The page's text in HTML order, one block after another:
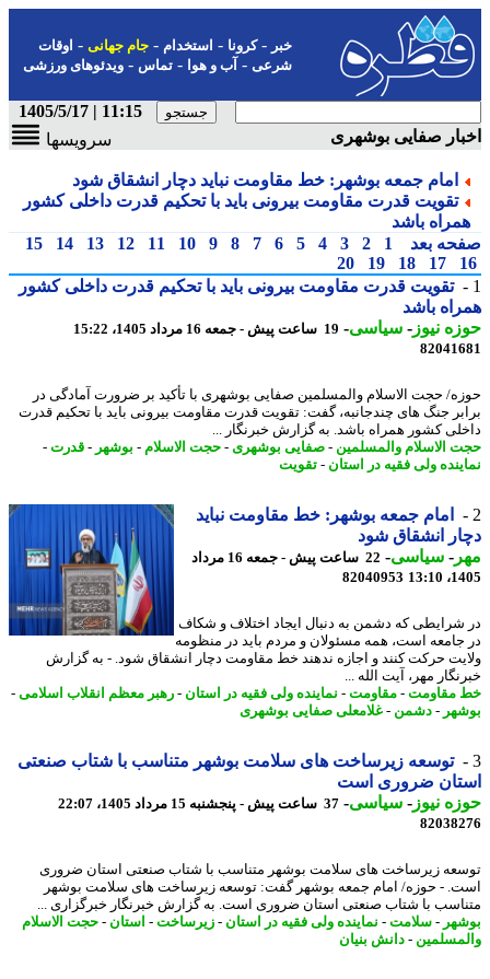
-کرونا-استخدام- جام جهانی-اوقات
شرعی-آب و هوا-تماس-ویدئوهای ورزشی
11:15 | 1405/5/17
صفایی بوشهری
سرویسها
امام جمعه بوشهر: خط مقاومت نباید دچار انشقاق شود
تقویت قدرت مقاومت بیرونی باید با تحکیم قدرت داخلی کشور
باشد
بعد
1
2
3
4
5
6
7
8
9
10
11
12
13
14
15
17
18
19
20
تقویت قدرت مقاومت بیرونی باید با تحکیم قدرت داخلی کشور
باشد
نیوز-سیاسی-19 ساعت پیش - جمعه 16 مرداد 1405، 15:22
حجت الاسلام والمسلمین صفایی بوشهری با تأکید بر ضرورت آمادگی در
جنگ های چندجانبه، گفت: تقویت قدرت مقاومت بیرونی باید با تحکیم قدرت
کشور همراه باشد. به گزارش خبرنگار ...
الاسلام والمسلمین-صفایی بوشهری- حجت الاسلام-بوشهر-قدرت-
ولی فقیه در استان-تقویت
امام جمعه بوشهر: خط مقاومت نباید
انشقاق شود
-سیاسی-
22 ساعت پیش - جمعه 16 مرداد
82040953
که دشمن به دنبال ایجاد اختلاف و شکاف
است، همه مسئولان و مردم باید در منظومه
حرکت کنند و اجازه ندهند خط مقاومت دچار انشقاق شود. - به گزارش
مهر، آیت الله ...
مقاومت-مقاومت-نماینده ولی فقیه در استان-رهبر معظم انقلاب اسلامی-
-دشمن-غلامعلی صفایی بوشهری
توسعه زیرساخت های سلامت بوشهر متناسب با شتاب صنعتی
ضروری است
نیوز-سیاسی-37 ساعت پیش - پنجشنبه 15 مرداد 1405، 22:07
زیرساخت های سلامت بوشهر متناسب با شتاب صنعتی استان ضروری
- حوزه/ امام جمعه بوشهر گفت: توسعه زیرساخت های سلامت بوشهر
با شتاب صنعتی استان ضروری است. به گزارش خبرنگار خبرگزاری ...
-سلامت-نماینده ولی فقیه در استان-زیرساخت-استان-حجت الاسلام
-دانش بنیان